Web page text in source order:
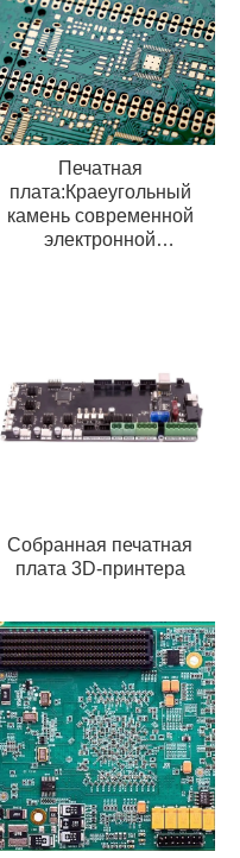
Печатная
плата:Краеугольный
камень современной
электронной
Собранная печатная
плата 3D-принтера